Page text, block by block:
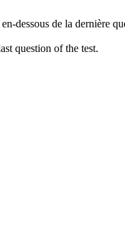
dessous de la dernière
question of the test.